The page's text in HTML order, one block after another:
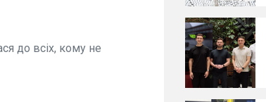
до всіх, кому не